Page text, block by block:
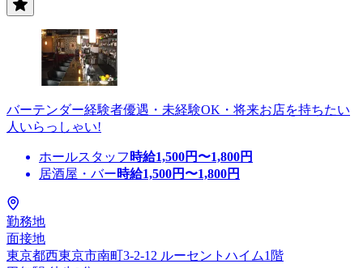
バーテンダー経験者優遇・未経験OK・将来お店を持ちたい
人いらっしゃい!
ホールスタッフ 時給1,500円〜1,800円
居酒屋・バー時給1,500円〜1,800円
勤務地
面接地
東京都西東京市南町3-2-12 ルーセントハイム1階